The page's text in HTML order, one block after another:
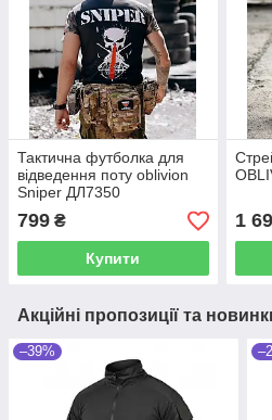
Тактична футболка для
відведення поту oblivion
Sniper ДЛ7350
799 ₴
Купити
1
Акційні пропозиції та
–39%